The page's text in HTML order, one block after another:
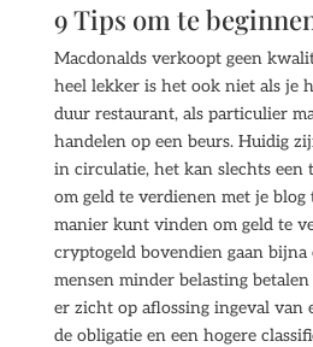
9 Tips om te
Macdonalds verkoopt geen
heel lekker is het ook niet als je
duur restaurant, als particulier
handelen op een beurs. Huidig
in circulatie, het kan slechts
om geld te verdienen met je blog
manier kunt vinden om geld te
cryptogeld bovendien gaan
mensen minder belasting
er zicht op aflossing ingeval van
de obligatie en een hogere